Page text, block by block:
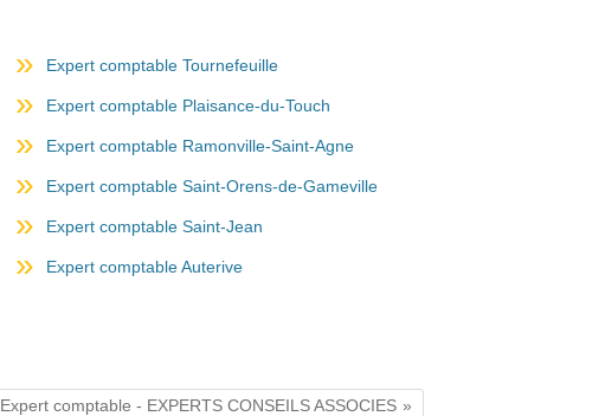
Expert comptable Tournefeuille
Expert comptable Plaisance-du-Touch
Expert comptable Ramonville-Saint-Agne
Expert comptable Saint-Orens-de-Gameville
Expert comptable Saint-Jean
Expert comptable Auterive
Expert comptable - EXPERTS CONSEILS ASSOCIES